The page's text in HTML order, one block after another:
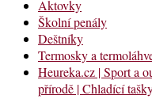
Aktovky
Školní penály
Deštníky
Termosky a
Heureka.cz | Sport a
přírodě | Chladící